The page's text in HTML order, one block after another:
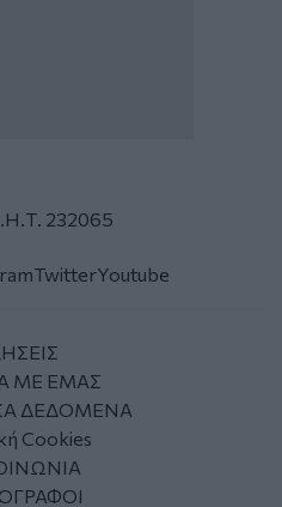
232065
TwitterYoutube
ΜΕ ΕΜΑΣ
ΔΕΔΟΜΕΝΑ
Cookies